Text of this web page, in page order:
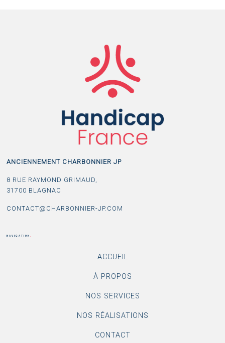
ANCIENNEMENT CHARBONNIER JP
8 RUE RAYMOND GRIMAUD,
31700 BLAGNAC
CONTACT@CHARBONNIER-JP.COM
NAVIGATION.
ACCUEIL
À PROPOS
NOS SERVICES
NOS RÉALISATIONS
CONTACT